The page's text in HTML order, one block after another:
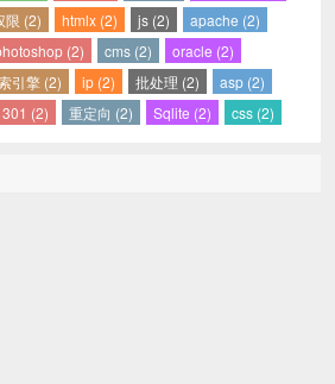
限 (2) htmlx (2) js (2)
apache (2)
(2) cms (2)
oracle (2)
引擎 (2) ip (2) 批处理 (2)
asp (2)
301 (2) 重定向 (2) Sqlite (2) css (2)